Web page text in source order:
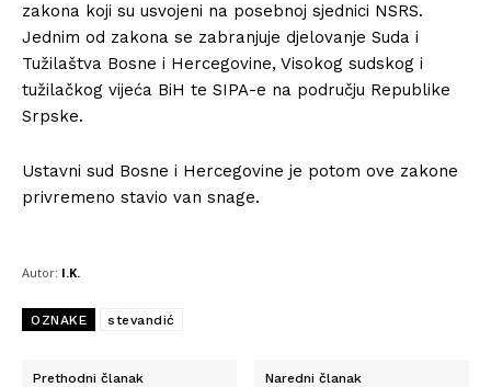
zakona koji su usvojeni na posebnoj sjednici NSRS.
Jednim od zakona se zabranjuje djelovanje Suda i
Tužilaštva Bosne i Hercegovine, Visokog sudskog i
tužilačkog vijeća BiH te SIPA-e na području Republike
Srpske.
Ustavni sud Bosne i Hercegovine je potom ove zakone
privremeno stavio van snage.
Autor: I.K.
OZNAKE stevandić
Prethodni članak Naredni članak